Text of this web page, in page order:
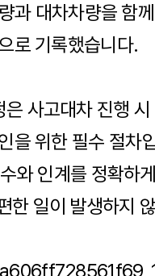
과 대차차량을 함께
로 기록했습니다.
은 사고대차 진행 시
을 위한 필수 절차
와 인계를 정확하
한 일이 발생하지